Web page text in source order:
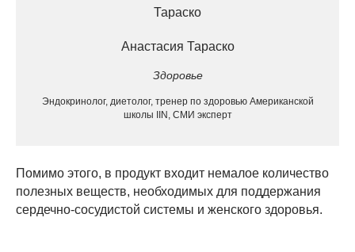
Анастасия Тараско
Здоровье
Эндокринолог, диетолог, тренер по здоровью Американской
школы IIN, СМИ эксперт
Помимо этого, в продукт входит немалое количество
полезных веществ, необходимых для поддержания
сердечно-сосудистой системы и женского здоровья.